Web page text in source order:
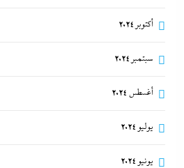
أكتوبر 2024
سبتمبر 2024
أغسطس 2024
يوليو 2024
يونيو 2024